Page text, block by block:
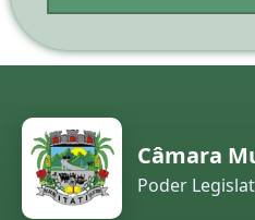
Câmara
Poder